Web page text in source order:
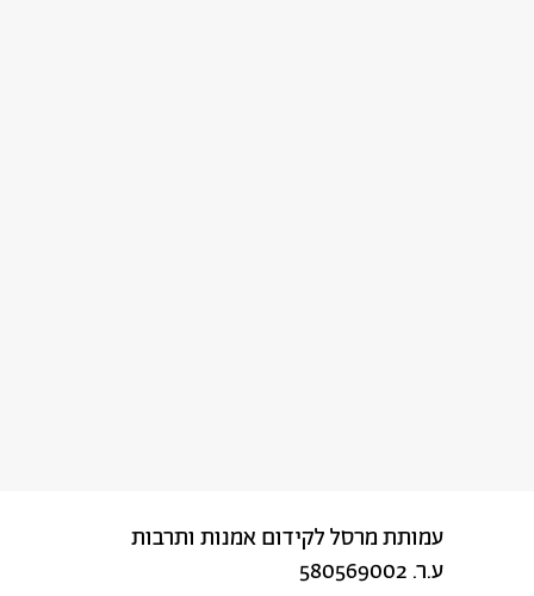
עמותת מרסל לקידום אמנות ותרבות
ע.ר. 580569002